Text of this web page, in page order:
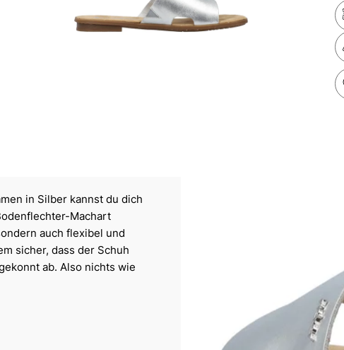
in Silber kannst du dich
Machart
auch flexibel und
sicher, dass der Schuh
ab. Also nichts wie